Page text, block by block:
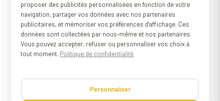
proposer des publicités personnalisées en fonction de votre
navigation, partager vos données avec nos partenaires
publicitaires, et mémoriser vos préférences d'affichage. Ces
données sont collectées par nous-même et nos partenaires.
Vous pouvez accepter, refuser ou personnaliser vos choix à
tout moment. Politique de confidentialité
Personnaliser